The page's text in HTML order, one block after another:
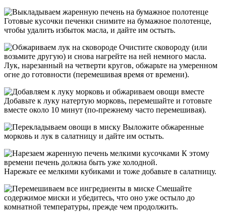
Готовые кусочки печенки снимите на бумажное полотенце,
чтобы удалить избыток масла, и дайте им остыть.
Очистите сковороду (или
возьмите другую) и снова нагрейте на ней немного масла.
Лук, нарезанный на четверти кругов, обжарьте на умеренном
огне до готовности (перемешивая время от времени).
Добавьте к луку натертую морковь, перемешайте и готовьте
вместе около 10 минут (по-прежнему часто перемешивая).
Выложите обжаренные
морковь и лук в салатницу и дайте им остыть.
К этому
времени печень должна быть уже холодной.
Нарежьте ее мелкими кубиками и тоже добавьте в салатницу.
Смешайте
содержимое миски и убедитесь, что оно уже остыло до
комнатной температуры, прежде чем продолжить.